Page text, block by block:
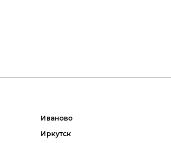
Иваново
Иркутск